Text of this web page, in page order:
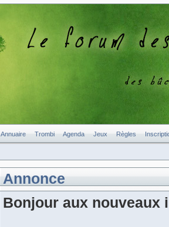
Annuaire Trombi Agenda Jeux Règles
Annonce
Bonjour aux nouveaux